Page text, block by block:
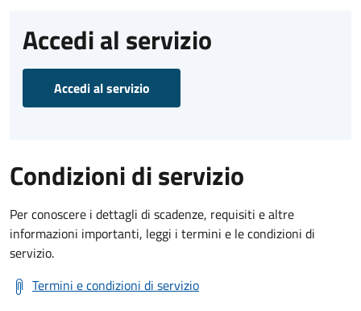
Accedi al servizio
Accedi al servizio
Condizioni di servizio
Per conoscere i dettagli di scadenze, requisiti e altre
informazioni importanti, leggi i termini e le condizioni di
servizio.
Termini e condizioni di servizio